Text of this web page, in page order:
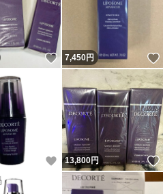
いいね！
7,450円
いいね！
13,800円